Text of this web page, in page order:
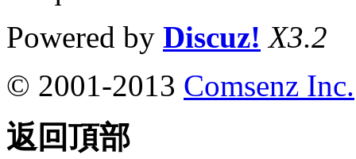
Powered by Discuz! X3.2
© 2001-2013 Comsenz Inc.
返回頂部